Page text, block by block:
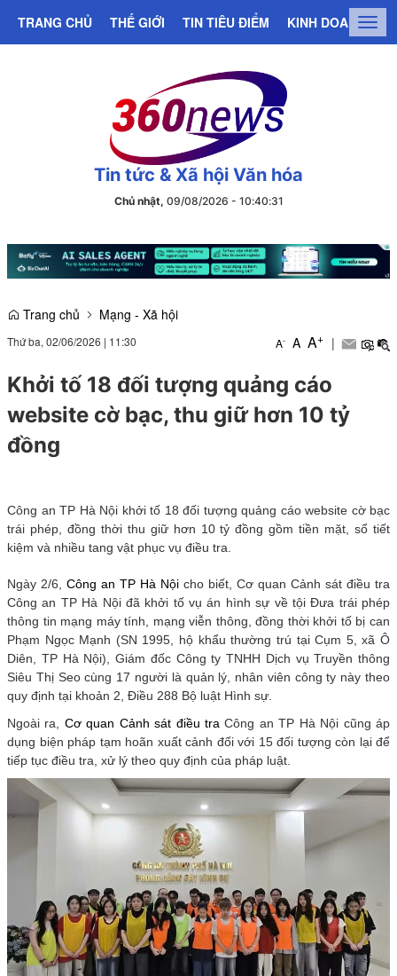
TRANG CHỦ THẾ GIỚI TIN TIÊU ĐIỂM KINH DOANH
Tin tức & Xã hội Văn hóa
Chủ nhật, 09/08/2026 - 10:40:31
Trang chủ Mạng - Xã hội
Thứ ba, 02/06/2026 | 11:30 A- A A+ |
Khởi tố 18 đối tượng quảng cáo
website cờ bạc, thu giữ hơn 10 tỷ
đồng
Công an TP Hà Nội khởi tố 18 đối tượng quảng cáo website cờ bạc
trái phép, đồng thời thu giữ hơn 10 tỷ đồng gồm tiền mặt, sổ tiết
kiệm và nhiều tang vật phục vụ điều tra.
Ngày 2/6, Công an TP Hà Nội cho biết, Cơ quan Cảnh sát điều tra
Công an TP Hà Nội đã khởi tố vụ án hình sự về tội Đưa trái phép
thông tin mạng máy tính, mạng viễn thông, đồng thời khởi tố bị can
Phạm Ngọc Mạnh (SN 1995, hộ khẩu thường trú tại Cụm 5, xã Ô
Diên, TP Hà Nội), Giám đốc Công ty TNHH Dịch vụ Truyền thông
Siêu Thị Seo cùng 17 người là quản lý, nhân viên công ty này theo
quy định tại khoản 2, Điều 288 Bộ luật Hình sự.
Ngoài ra, Cơ quan Cảnh sát điều tra Công an TP Hà Nội cũng áp
dụng biện pháp tạm hoãn xuất cảnh đối với 15 đối tượng còn lại để
tiếp tục điều tra, xử lý theo quy định của pháp luật.